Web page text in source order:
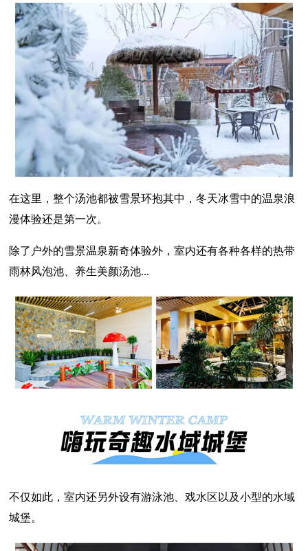
在这里，整个汤池都被雪景环抱其中，冬天冰雪中的温泉浪
漫体验还是第一次。
除了户外的雪景温泉新奇体验外，室内还有各种各样的热带
雨林风泡池、养生美颜汤池...
不仅如此，室内还另外设有游泳池、戏水区以及小型的水域
城堡。